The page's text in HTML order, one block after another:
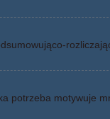
potrzeba motywuje